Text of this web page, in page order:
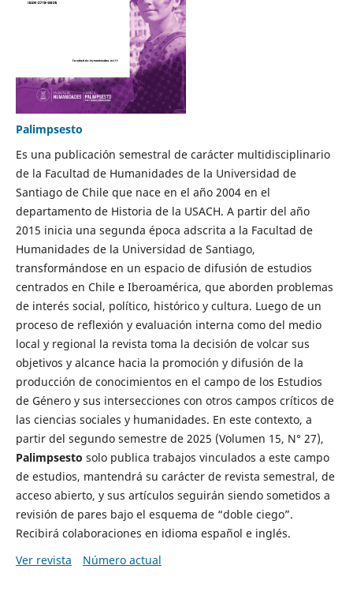
Palimpsesto
Es una publicación semestral de carácter multidisciplinario
de la Facultad de Humanidades de la Universidad de
Santiago de Chile que nace en el año 2004 en el
departamento de Historia de la USACH. A partir del año
2015 inicia una segunda época adscrita a la Facultad de
Humanidades de la Universidad de Santiago,
transformándose en un espacio de difusión de estudios
centrados en Chile e Iberoamérica, que aborden problemas
de interés social, político, histórico y cultura. Luego de un
proceso de reflexión y evaluación interna como del medio
local y regional la revista toma la decisión de volcar sus
objetivos y alcance hacia la promoción y difusión de la
producción de conocimientos en el campo de los Estudios
de Género y sus intersecciones con otros campos críticos de
las ciencias sociales y humanidades. En este contexto, a
partir del segundo semestre de 2025 (Volumen 15, N° 27),
Palimpsesto solo publica trabajos vinculados a este campo
de estudios, mantendrá su carácter de revista semestral, de
acceso abierto, y sus artículos seguirán siendo sometidos a
revisión de pares bajo el esquema de “doble ciego”.
Recibirá colaboraciones en idioma español e inglés.
Ver revista
Número actual